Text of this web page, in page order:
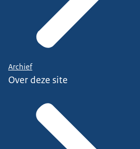
Archief
Over deze site